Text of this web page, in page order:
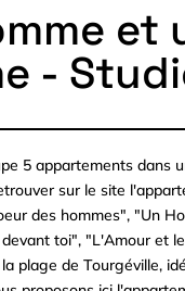
et
-
5 appartements dans
sur le site
des hommes", "Un
toi", "L'Amour et
plage de Tourgéville,